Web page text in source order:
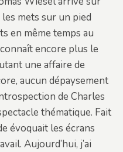
mets sur un pied
en même temps au
encore plus le
une affaire de
aucun dépaysement
de Charles
thématique. Fait
évoquait les écrans
Aujourd’hui, j’ai